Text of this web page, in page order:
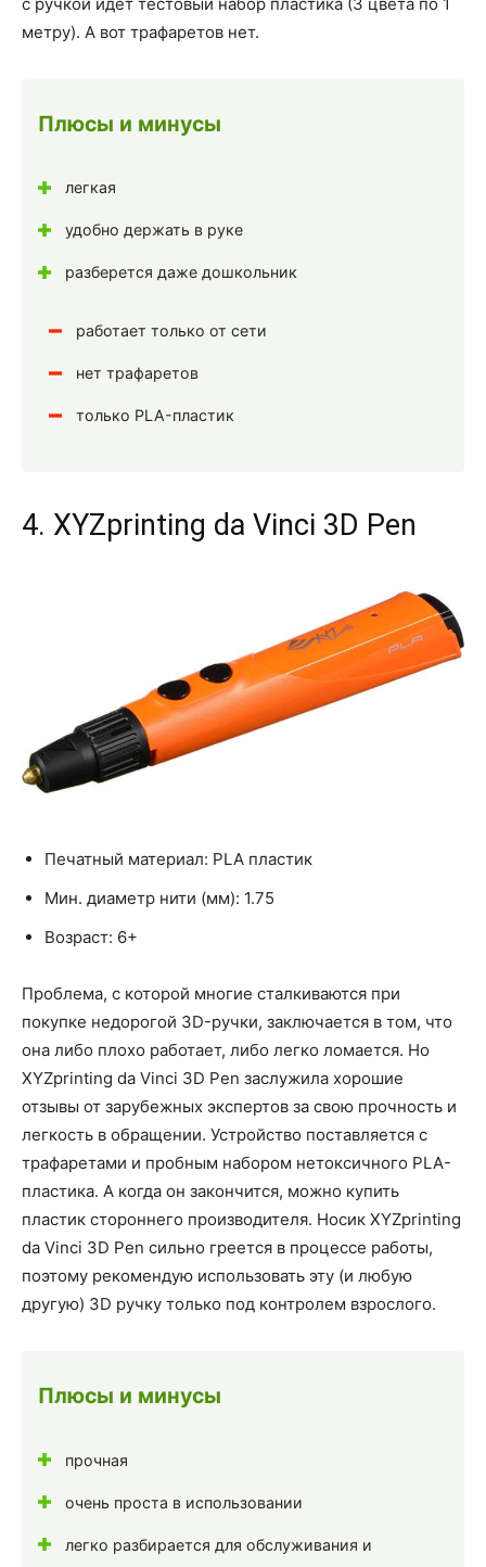
метру). А вот трафаретов нет.
Плюсы и минусы
легкая
удобно держать в руке
разберется даже дошкольник
работает только от сети
нет трафаретов
только PLA-пластик
4. XYZprinting da Vinci 3D Pen
Печатный материал: PLA пластик
Мин. диаметр нити (мм): 1.75
Возраст: 6+
Проблема, с которой многие сталкиваются при
покупке недорогой 3D-ручки, заключается в том, что
она либо плохо работает, либо легко ломается. Но
XYZprinting da Vinci 3D Pen заслужила хорошие
отзывы от зарубежных экспертов за свою прочность и
легкость в обращении. Устройство поставляется с
трафаретами и пробным набором нетоксичного PLA-
пластика. А когда он закончится, можно купить
пластик стороннего производителя. Носик XYZprinting
da Vinci 3D Pen сильно греется в процессе работы,
поэтому рекомендую использовать эту (и любую
другую) 3D ручку только под контролем взрослого.
Плюсы и минусы
прочная
очень проста в использовании
легко разбирается для обслуживания и